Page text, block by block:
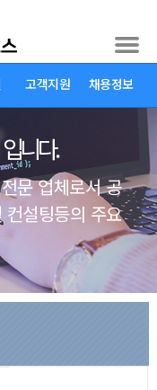
고객지원 채용정보
입니다.
문 업체로서 공
설팅등의 주요
고객지원 > 원격지원